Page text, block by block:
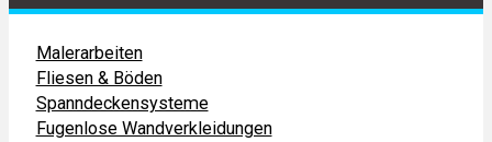
Malerarbeiten
Fliesen & Böden
Spanndeckensysteme
Fugenlose Wandverkleidungen